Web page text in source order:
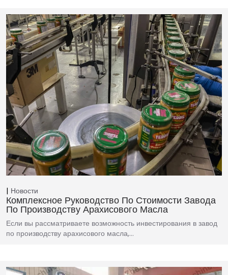
Новости
Комплексное Руководство По Стоимости Завода
По Производству Арахисового Масла
Если вы рассматриваете возможность инвестирования в завод
по производству арахисового масла,…